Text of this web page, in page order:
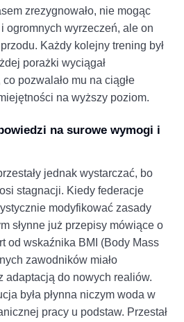
zrezygnowało, nie mogąc
ogromnych wyrzeczeń, ale on
Każdy kolejny trening był
porażki wyciągał
pozwalało mu na ciągłe
na wyższy poziom.
na surowe wymogi i
jednak wystarczać, bo
stagnacji. Kiedy federacje
modyfikować zasady
słynne już przepisy mówiące o
od wskaźnika BMI (Body Mass
zawodników miało
adaptacją do nowych realiów.
była płynna niczym woda w
pracy u podstaw. Przestał